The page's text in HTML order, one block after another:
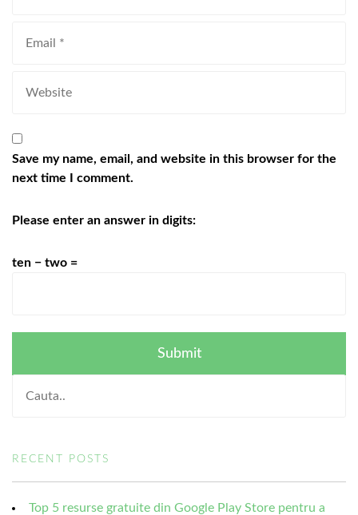
Save my name, email, and website in this browser for the
next time I comment.
Please enter an answer in digits:
ten − two =
RECENT POSTS
Top 5 resurse gratuite din Google Play Store pentru a